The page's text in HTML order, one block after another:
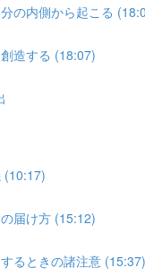
の内側から起こる
造する (18:07)
(10:17)
届け方 (15:12)
るときの諸注意 (15:37)